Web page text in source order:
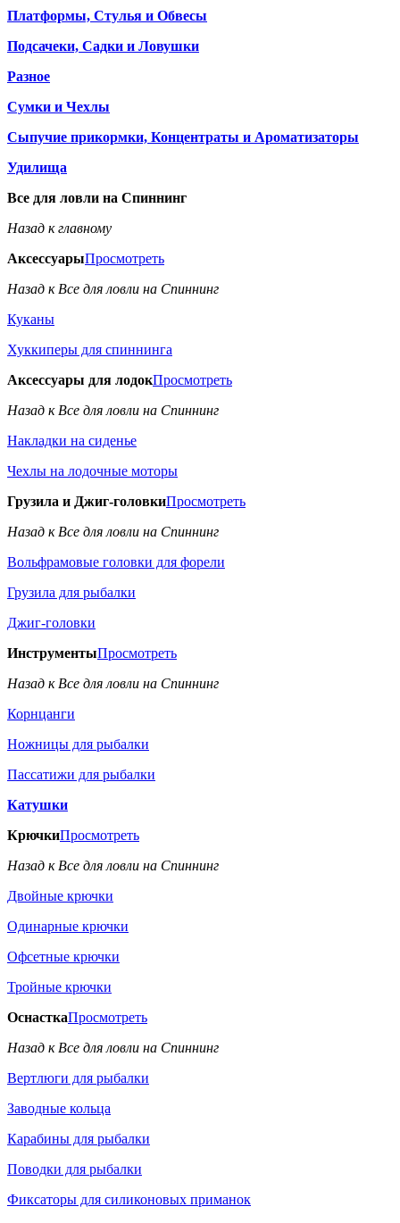
Платформы, Стулья и Обвесы
Подсачеки, Садки и Ловушки
Разное
Сумки и Чехлы
Сыпучие прикормки, Концентраты и Ароматизаторы
Удилища
Все для ловли на Спиннинг
Назад к главному
АксессуарыПросмотреть
Назад к Все для ловли на Спиннинг
Куканы
Хуккиперы для спиннинга
Аксессуары для лодокПросмотреть
Назад к Все для ловли на Спиннинг
Накладки на сиденье
Чехлы на лодочные моторы
Грузила и Джиг-головкиПросмотреть
Назад к Все для ловли на Спиннинг
Вольфрамовые головки для форели
Грузила для рыбалки
Джиг-головки
ИнструментыПросмотреть
Назад к Все для ловли на Спиннинг
Корнцанги
Ножницы для рыбалки
Пассатижи для рыбалки
Катушки
КрючкиПросмотреть
Назад к Все для ловли на Спиннинг
Двойные крючки
Одинарные крючки
Офсетные крючки
Тройные крючки
ОснасткаПросмотреть
Назад к Все для ловли на Спиннинг
Вертлюги для рыбалки
Заводные кольца
Карабины для рыбалки
Поводки для рыбалки
Фиксаторы для силиконовых приманок